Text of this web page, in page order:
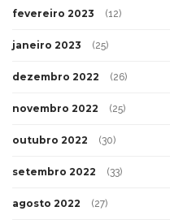
fevereiro 2023 (12)
janeiro 2023 (25)
dezembro 2022 (26)
novembro 2022 (25)
outubro 2022 (30)
setembro 2022 (33)
agosto 2022 (27)